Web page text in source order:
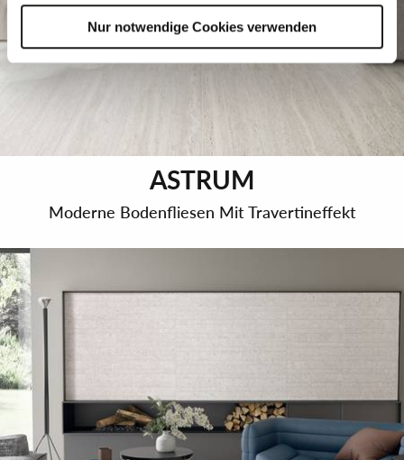
Zustimmung mit der Schaltfläche „Ablehnen“ verweigern.
Nur notwendige Cookies verwenden
ASTRUM
Moderne Bodenfliesen Mit Travertineffekt